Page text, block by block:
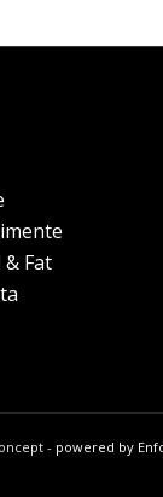
Fat
- powered by